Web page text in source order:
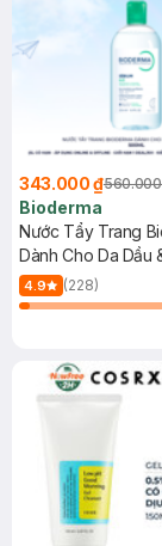
343.000 ₫
Bioderma
Nước Tẩy Trang
Dành Cho Da Dầu
500ml
4.9 (228)